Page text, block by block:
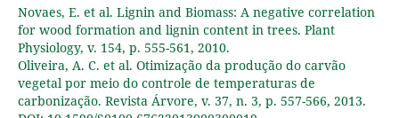
Novaes, E. et al. Lignin and Biomass: A negative correlation
for wood formation and lignin content in trees. Plant
Physiology, v. 154, p. 555-561, 2010.
Oliveira, A. C. et al. Otimização da produção do carvão
vegetal por meio do controle de temperaturas de
carbonização. Revista Árvore, v. 37, n. 3, p. 557-566, 2013.